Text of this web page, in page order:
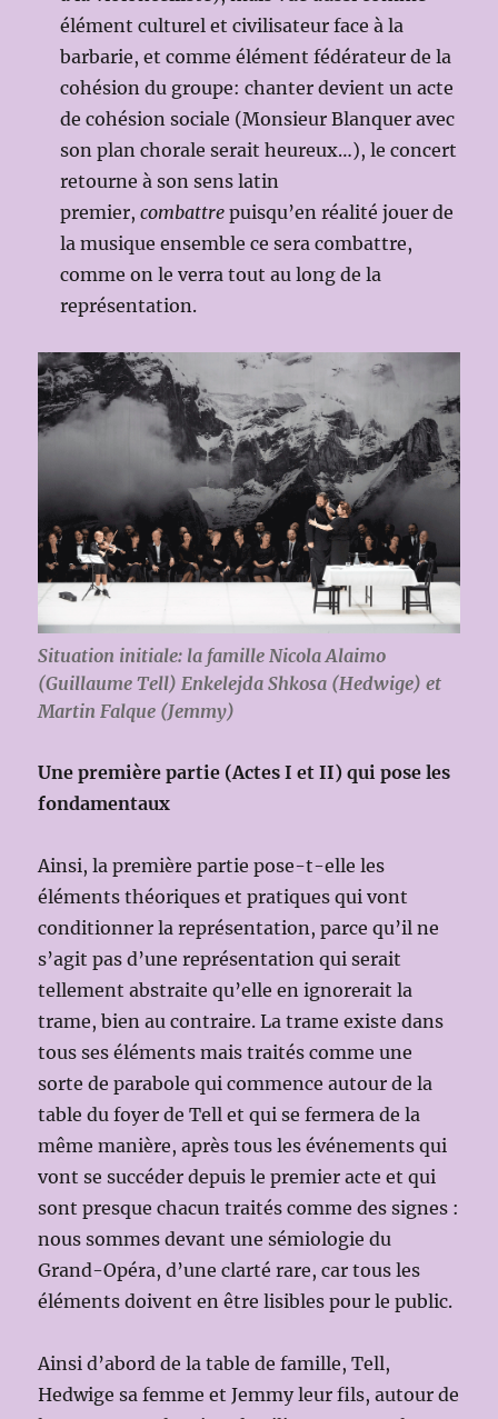
élément culturel et civilisateur face à la
barbarie, et comme élément fédérateur de la
cohésion du groupe: chanter devient un acte
de cohésion sociale (Monsieur Blanquer avec
son plan chorale serait heureux…), le concert
retourne à son sens latin
premier,combattrepuisqu’en réalité jouer de
la musique ensemble ce sera combattre,
comme on le verra tout au long de la
représentation.
Situation initiale: la famille Nicola Alaimo
(Guillaume Tell) Enkelejda Shkosa (Hedwige) et
Martin Falque (Jemmy)
Une première partie (Actes I et II) qui pose les
fondamentaux
Ainsi, la première partie pose-t-elle les
éléments théoriques et pratiques qui vont
conditionner la représentation, parce qu’il ne
s’agit pas d’une représentation qui serait
tellement abstraite qu’elle en ignorerait la
trame, bien au contraire. La trame existe dans
tous ses éléments mais traités comme une
sorte de parabole qui commence autour de la
table du foyer de Tell et qui se fermera de la
même manière, après tous les événements qui
vont se succéder depuis le premier acte et qui
sont presque chacun traités comme des signes :
nous sommes devant une sémiologie du
Grand-Opéra, d’une clarté rare, car tous les
éléments doivent en être lisibles pour le public.
Ainsi d’abord de la table de famille, Tell,
Hedwige sa femme et Jemmy leur fils, autour de